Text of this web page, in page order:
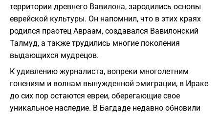
территории древнего Вавилона, зародились основы
еврейской культуры. Он напомнил, что в этих краях
родился праотец Авраам, создавался Вавилонский
Талмуд, а также трудились многие поколения
выдающихся мудрецов.
​К удивлению журналиста, вопреки многолетним
гонениям и волнам вынужденной эмиграции, в Ираке
до сих пор остаются евреи, оберегающие свое
уникальное наследие. В Багдаде недавно обновили